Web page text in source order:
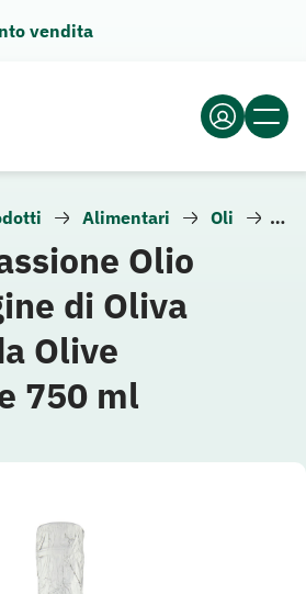
vendita
Alimentari Oli
Olio
di Oliva
Olive
750 ml